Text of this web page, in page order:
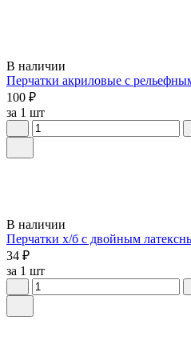
В наличии
Перчатки акриловые с
100 ₽
за 1 шт
В наличии
Перчатки х/б с двойным
34 ₽
за 1 шт